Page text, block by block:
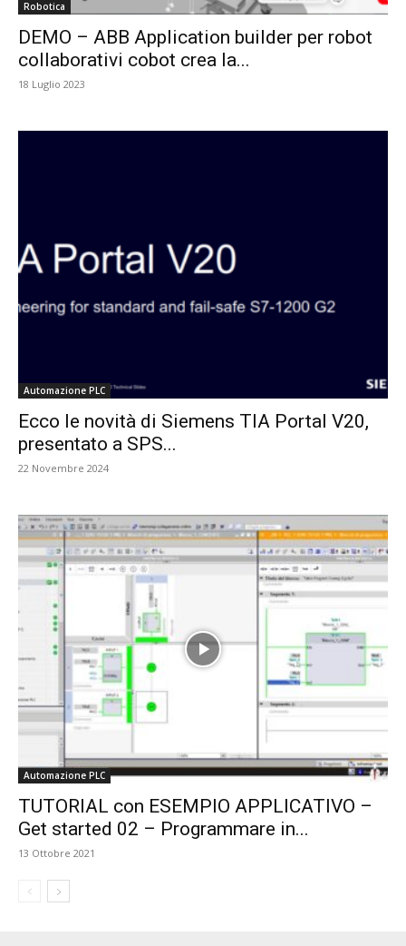
Robotica
DEMO – ABB Application builder per robot
collaborativi cobot crea la...
18 Luglio 2023
Automazione PLC
Ecco le novità di Siemens TIA Portal V20,
presentato a SPS...
22 Novembre 2024
Automazione PLC
TUTORIAL con ESEMPIO APPLICATIVO –
Get started 02 – Programmare in...
13 Ottobre 2021